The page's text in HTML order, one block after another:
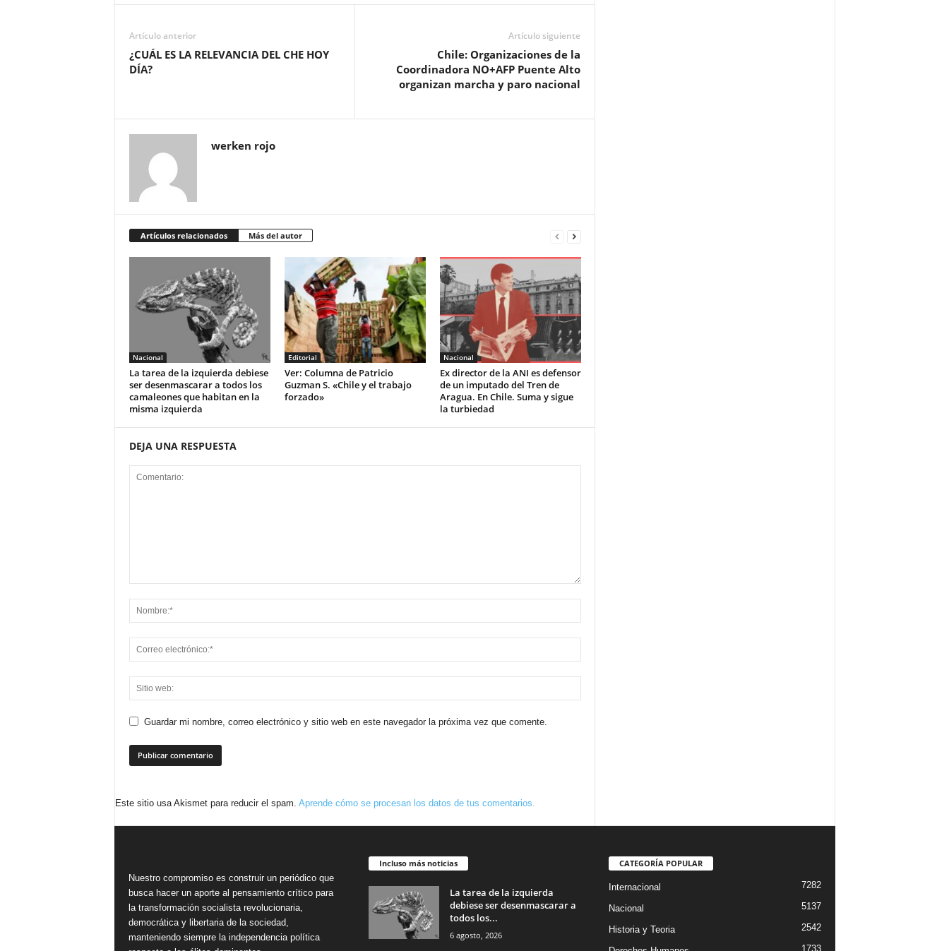
Artículo anterior
¿CUÁL ES LA RELEVANCIA DEL CHE HOY
DÍA?
Artículo siguiente
Chile: Organizaciones de la
Coordinadora NO+AFP Puente Alto
organizan marcha y paro nacional
werken rojo
Artículos relacionados Más del autor
Nacional
La tarea de la izquierda debiese
ser desenmascarar a todos los
camaleones que habitan en la
misma izquierda
Editorial
Ver: Columna de Patricio
Guzman S. «Chile y el trabajo
forzado»
Nacional
Ex director de la ANI es defensor
de un imputado del Tren de
Aragua. En Chile. Suma y sigue
la turbiedad
DEJA UNA RESPUESTA
Guardar mi nombre, correo electrónico y sitio web en este navegador la próxima vez que comente.
Este sitio usa Akismet para reducir el spam. Aprende cómo se procesan los datos de tus comentarios.
Nuestro compromiso es construir un periódico que
busca hacer un aporte al pensamiento crítico para
la transformación socialista revolucionaria,
democrática y libertaria de la sociedad,
manteniendo siempre la independencia política
Incluso más noticias
La tarea de la izquierda
debiese ser desenmascarar a
todos los...
6 agosto, 2026
CATEGORÍA POPULAR
Internacional 7282
Nacional 5137
Historia y Teoria 2542
1733